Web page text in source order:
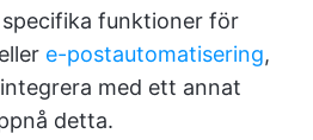
funktioner för
e-postautomatisering,
med ett annat
detta.